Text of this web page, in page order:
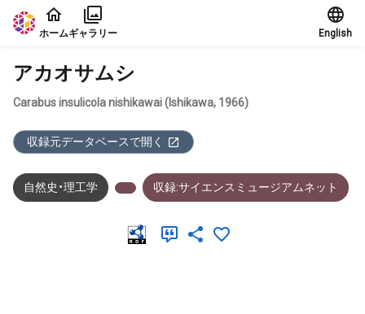
本文に飛ぶ
ホームギャラリー English
アカオサムシ
Carabus insulicola nishikawai (Ishikawa, 1966)
収録元データベースで開く
自然史・理工学 収録:サイエンスミュージアムネット